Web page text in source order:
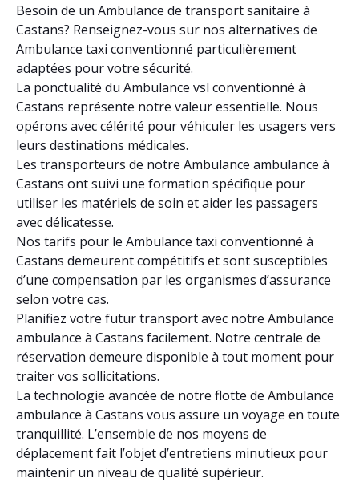
Besoin de un Ambulance de transport sanitaire à
Castans? Renseignez-vous sur nos alternatives de
Ambulance taxi conventionné particulièrement
adaptées pour votre sécurité.
La ponctualité du Ambulance vsl conventionné à
Castans représente notre valeur essentielle. Nous
opérons avec célérité pour véhiculer les usagers vers
leurs destinations médicales.
Les transporteurs de notre Ambulance ambulance à
Castans ont suivi une formation spécifique pour
utiliser les matériels de soin et aider les passagers
avec délicatesse.
Nos tarifs pour le Ambulance taxi conventionné à
Castans demeurent compétitifs et sont susceptibles
d’une compensation par les organismes d’assurance
selon votre cas.
Planifiez votre futur transport avec notre Ambulance
ambulance à Castans facilement. Notre centrale de
réservation demeure disponible à tout moment pour
traiter vos sollicitations.
La technologie avancée de notre flotte de Ambulance
ambulance à Castans vous assure un voyage en toute
tranquillité. L’ensemble de nos moyens de
déplacement fait l’objet d’entretiens minutieux pour
maintenir un niveau de qualité supérieur.